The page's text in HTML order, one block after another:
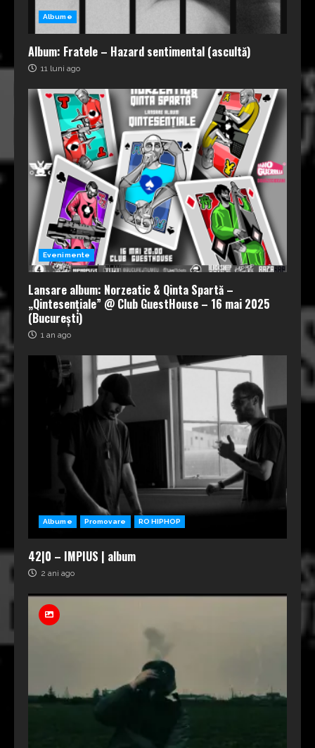
Albume
Album: Fratele – Hazard sentimental (ascultă)
11 luni ago
Evenimente
Lansare album: Norzeatic & Qinta Spartă –
„Qintesențiale” @ Club GuestHouse – 16 mai 2025
(București)
1 an ago
Albume Promovare RO HIPHOP
42|0 – IMPIUS | album
2 ani ago